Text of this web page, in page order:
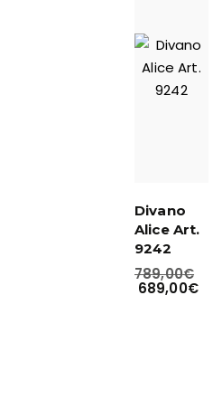
Divano
Alice Art.
9242
789,00€
689,00€